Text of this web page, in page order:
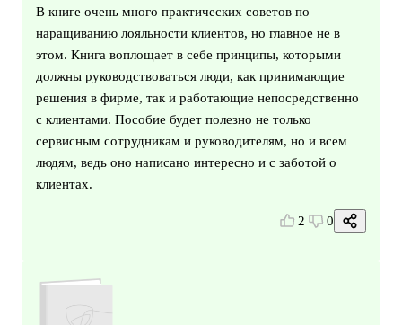
В книге очень много практических советов по
наращиванию лояльности клиентов, но главное не в
этом. Книга воплощает в себе принципы, которыми
должны руководствоваться люди, как принимающие
решения в фирме, так и работающие непосредственно
с клиентами. Пособие будет полезно не только
сервисным сотрудникам и руководителям, но и всем
людям, ведь оно написано интересно и с заботой о
клиентах.
2 0